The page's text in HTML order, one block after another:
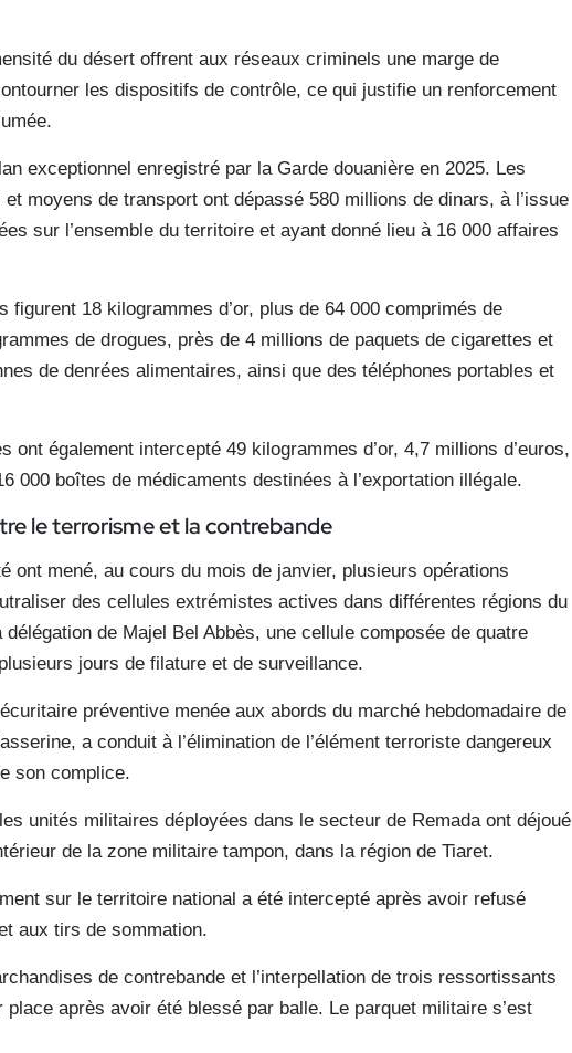
du désert offrent aux réseaux criminels une marge de
les dispositifs de contrôle, ce qui justifie un renforcement
exceptionnel enregistré par la Garde douanière en 2025. Les
moyens de transport ont dépassé 580 millions de dinars, à l’issue
sur l’ensemble du territoire et ayant donné lieu à 16 000 affaires
18 kilogrammes d’or, plus de 64 000 comprimés de
de drogues, près de 4 millions de paquets de cigarettes et
de denrées alimentaires, ainsi que des téléphones portables et
ont également intercepté 49 kilogrammes d’or, 4,7 millions d’euros,
000 boîtes de médicaments destinées à l’exportation illégale.
le terrorisme et la contrebande
ont mené, au cours du mois de janvier, plusieurs opérations
des cellules extrémistes actives dans différentes régions du
de Majel Bel Abbès, une cellule composée de quatre
jours de filature et de surveillance.
préventive menée aux abords du marché hebdomadaire de
a conduit à l’élimination de l’élément terroriste dangereux
son complice.
unités militaires déployées dans le secteur de Remada ont déjoué
de la zone militaire tampon, dans la région de Tiaret.
sur le territoire national a été intercepté après avoir refusé
aux tirs de sommation.
de contrebande et l’interpellation de trois ressortissants
place après avoir été blessé par balle. Le parquet militaire s’est